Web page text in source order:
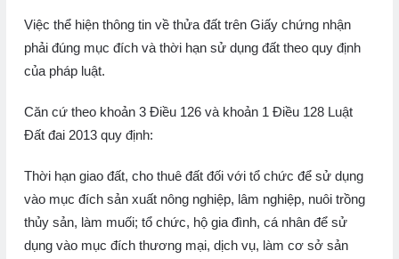
Việc thể hiện thông tin về thửa đất trên Giấy chứng nhận
phải đúng mục đích và thời hạn sử dụng đất theo quy định
của pháp luật.
Căn cứ theo khoản 3 Điều 126 và khoản 1 Điều 128 Luật
Đất đai 2013 quy định:
Thời hạn giao đất, cho thuê đất đối với tổ chức để sử dụng
vào mục đích sản xuất nông nghiệp, lâm nghiệp, nuôi trồng
thủy sản, làm muối; tổ chức, hộ gia đình, cá nhân để sử
dụng vào mục đích thương mại, dịch vụ, làm cơ sở sản